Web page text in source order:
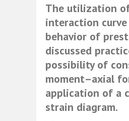
The utilization
interaction
behavior of
discussed
possibility of
moment–axial
application of a
strain diagram.